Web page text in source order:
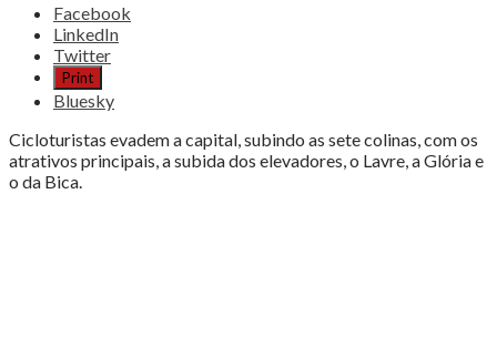
Share
post
"23ª
Edição
“Lisboa
Antiga
de
Bicicleta
Facebook
LinkedIn
Twitter
Print
Bluesky
Cicloturistas evadem a capital, subindo as sete colinas, com os
atrativos principais, a subida dos elevadores, o Lavre, a Glória e
o da Bica.